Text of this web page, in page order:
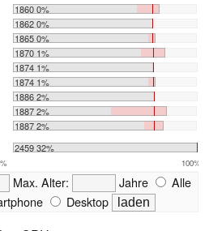
1860 0%
1862 0%
1865 0%
1870 1%
1874 1%
1874 1%
1886 2%
1887 2%
1887 2%
2459 32%
100%
Max. Alter: Jahre
Alle
Desktop